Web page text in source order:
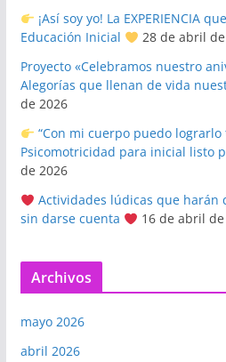
¡Así soy yo! La EXPERIENCIA
Educación Inicial
28 de abril
Proyecto «Celebramos nuestro
Alegorías que llenan de vida
de 2026
“Con mi cuerpo puedo lograrlo
Psicomotricidad para inicial listo
de 2026
Actividades lúdicas que harán
sin darse cuenta
16 de abril
Archivos
mayo 2026
abril 2026